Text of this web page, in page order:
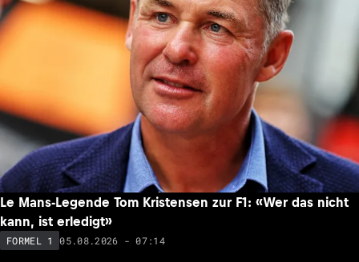
Le Mans-Legende Tom Kristensen zur F1: «Wer das nicht
kann, ist erledigt»
FORMEL 1 05.08.2026 - 07:14